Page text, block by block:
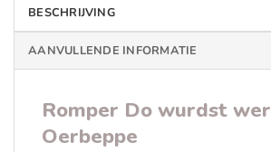
BESCHRIJVING
AANVULLENDE INFORMATIE
Romper Do wurdst wer
Oerbeppe